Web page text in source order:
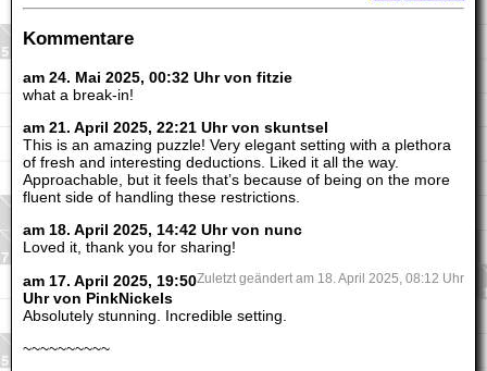
Kommentare
am 24. Mai 2025, 00:32 Uhr von fitzie
what a break-in!
am 21. April 2025, 22:21 Uhr von skuntsel
This is an amazing puzzle! Very elegant setting with a plethora
of fresh and interesting deductions. Liked it all the way.
Approachable, but it feels that’s because of being on the more
fluent side of handling these restrictions.
am 18. April 2025, 14:42 Uhr von nunc
Loved it, thank you for sharing!
Zuletzt geändert am 18. April 2025, 08:12 Uhr
am 17. April 2025, 19:50
Uhr von PinkNickels
Absolutely stunning. Incredible setting.
~~~~~~~~~~